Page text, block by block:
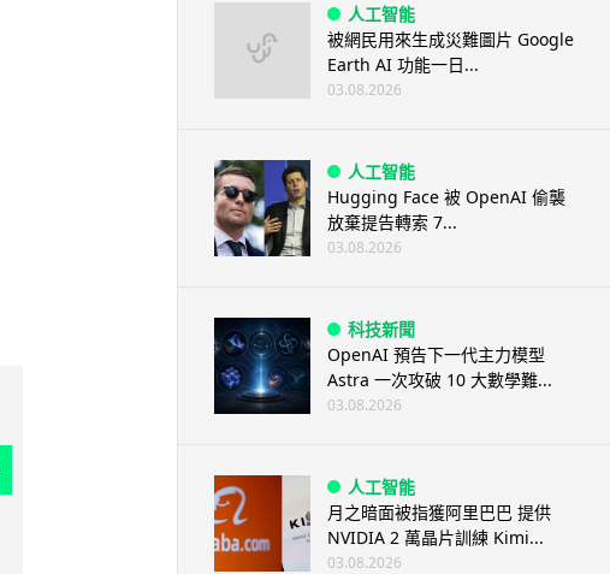
人工智能
被網民用來生成災難圖片 Google
Earth AI 功能一日...
03.08.2026
人工智能
Hugging Face 被 OpenAI 偷襲
放棄提告轉索 7...
03.08.2026
科技新聞
OpenAI 預告下一代主力模型
Astra 一次攻破 10 大數學難...
03.08.2026
人工智能
月之暗面被指獲阿里巴巴 提供
NVIDIA 2 萬晶片訓練 Kimi...
03.08.2026